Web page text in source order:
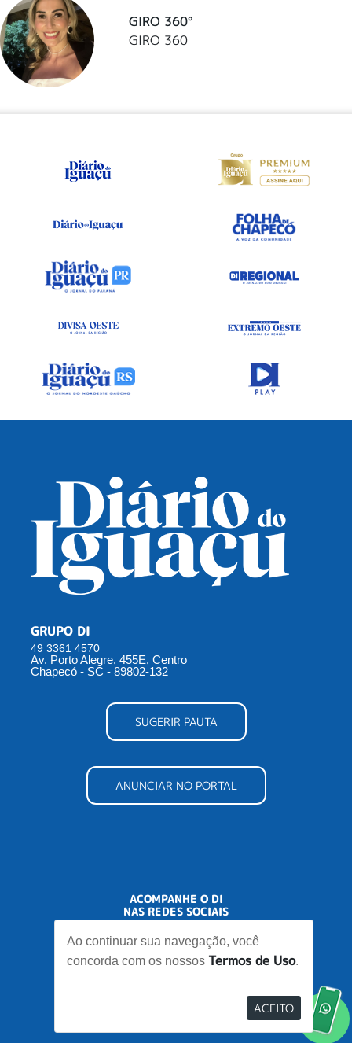
Ao continuar sua navegação, você
concorda com os nossos Termos de Uso.
ACEITO
GIRO 360°
GIRO 360
GRUPO DI
49 3361 4570
Av. Porto Alegre, 455E, Centro
Chapecó - SC - 89802-132
SUGERIR PAUTA
ANUNCIAR NO PORTAL
ACOMPANHE O DI
NAS REDES SOCIAIS